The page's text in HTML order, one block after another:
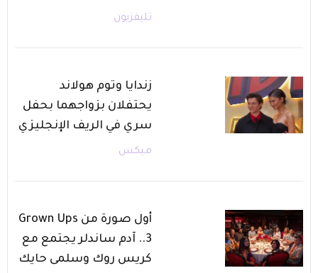
تليفزيون
زندايا وتوم هولاند
يحتفلان بزواجهما بحفل
سري في الريف الإنجليزي
ميكس
أول صورة من Grown Ups
3.. آدم ساندلر يجتمع مع
كريس روك وسلمى حايك